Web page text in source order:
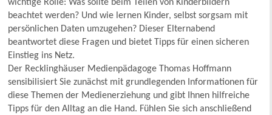
wichtige Rolle: Was sollte beim Teilen von Kinderbildern
beachtet werden? Und wie lernen Kinder, selbst sorgsam mit
persönlichen Daten umzugehen? Dieser Elternabend
beantwortet diese Fragen und bietet Tipps für einen sicheren
Einstieg ins Netz.
Der Recklinghäuser Medienpädagoge Thomas Hoffmann
sensibilisiert Sie zunächst mit grundlegenden Informationen für
diese Themen der Medienerziehung und gibt Ihnen hilfreiche
Tipps für den Alltag an die Hand. Fühlen Sie sich anschließend